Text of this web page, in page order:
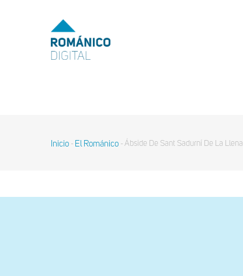
MENU
TOP
Inicio - El Románico - Ábside De Sant Sadurní De La Llena